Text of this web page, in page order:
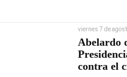
viernes 7 de
Abelardo
contra el